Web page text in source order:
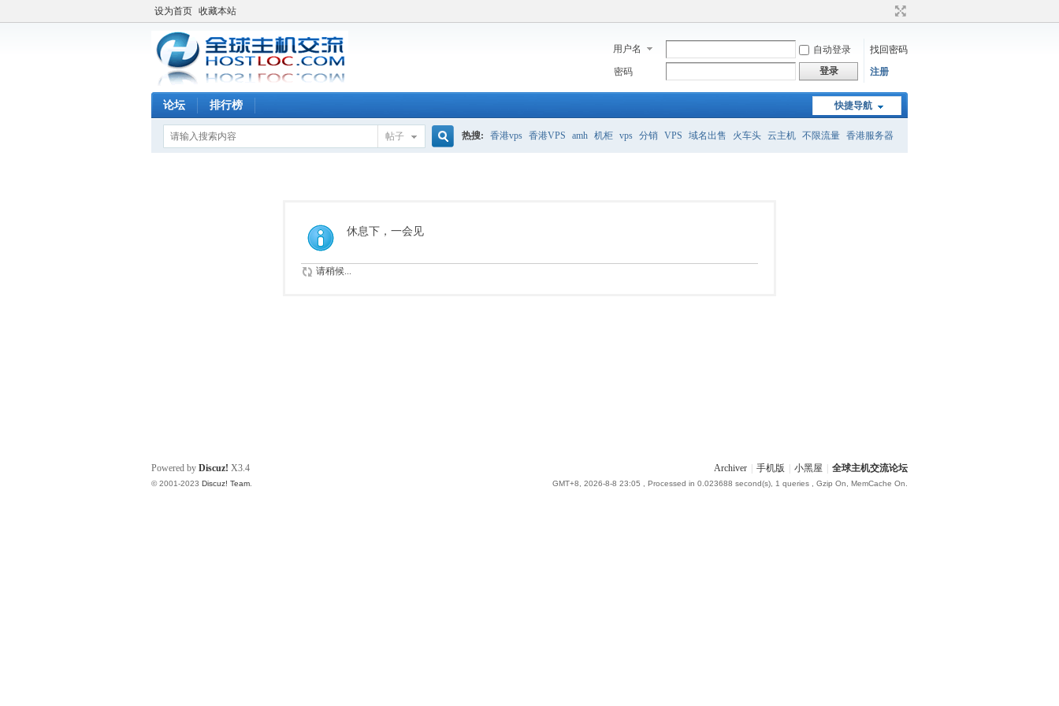
设为首页 收藏本站
用户名 自动登录
找回密码
密码
登录 注册
快捷导航
论坛 排行榜
帖子 热搜: 香港vps 香港VPS amh 机柜 vps 分销 VPS 域名出售 火车头 云主机 不限流量 香港服务器
休息下，一会见
请稍候...
Archiver 手机版 小黑屋 全球主机交流论坛
GMT+8, 2026-8-8 23:05 , Processed in 0.023688 second(s), 1 queries , Gzip On, MemCache On.
Powered by Discuz! X3.4
© 2001-2023 Discuz! Team